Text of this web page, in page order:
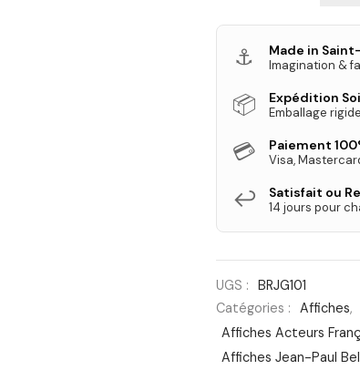
⚓ Made in
Imagination &
📦 Expédition
Emballage
💳 Paiement
Visa,
↩️ Satisfait ou
14 jours pour
UGS :
BRJG101
Catégories :
Affiches,
Affiches Acteurs
Affiches Jean-Paul